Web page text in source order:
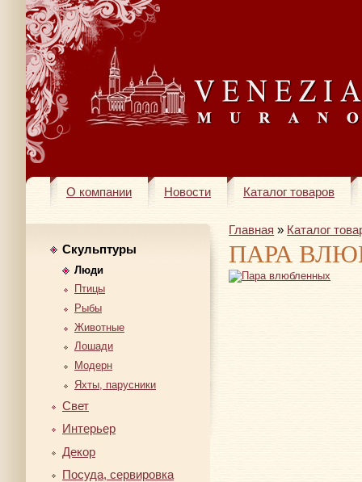
О компании Новости Каталог товаров
Скульптуры
Люди
Птицы
Рыбы
Животные
Лошади
Модерн
Яхты, парусники
Свет
Интерьер
Декор
Посуда, сервировка
Главная » Каталог
ПАРА